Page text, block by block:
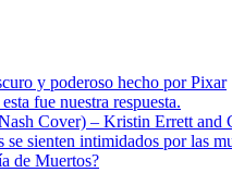
y poderoso hecho por Pixar
fue nuestra respuesta.
Cover) – Kristin Errett and
sienten intimidados por las
de Muertos?